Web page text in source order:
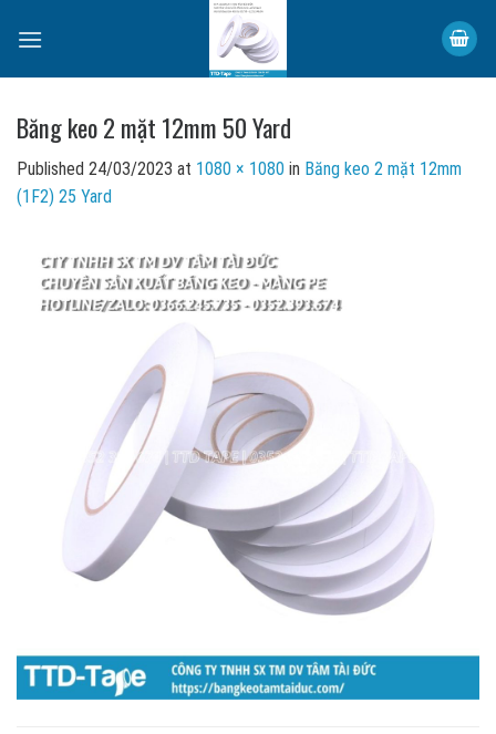
Băng keo 2 mặt 12mm 50 Yard
Published 24/03/2023 at 1080 × 1080 in Băng keo 2 mặt 12mm
(1F2) 25 Yard